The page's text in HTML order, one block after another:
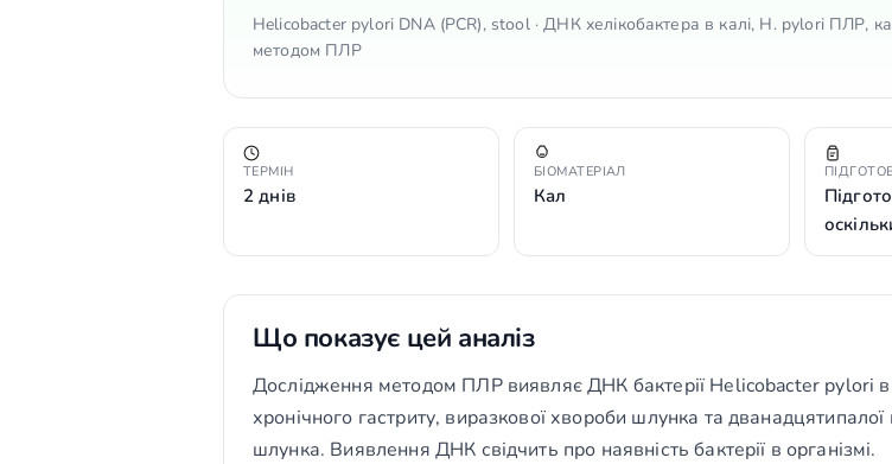
Helicobacter pylori DNA (PCR), stool · ДНК хелікобактера в калі, H. pylori ПЛР,
методом ПЛР
ТЕРМІН
2 днів
БІОМАТЕРІАЛ
Кал
Що показує цей аналіз
Дослідження методом ПЛР виявляє ДНК бактерії Helicobacter pylori
хронічного гастриту, виразкової хвороби шлунка та
шлунка. Виявлення ДНК свідчить про наявність бактерії в організмі.